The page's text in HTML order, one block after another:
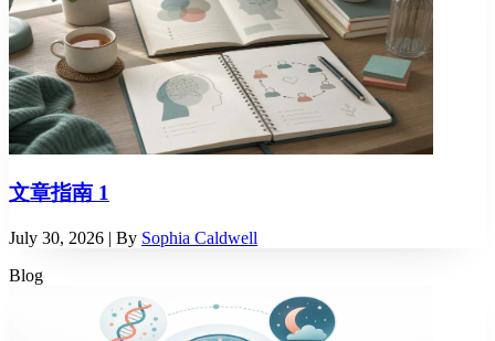
文章指南 1
July 30, 2026 | By Sophia Caldwell
Blog